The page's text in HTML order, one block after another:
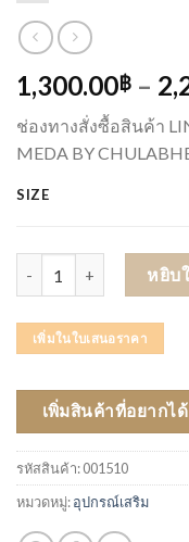
1,300.00฿ –
ช่องทางสั่งซื้อสินค้า
MEDA BY
SIZE
จำนวน ผ้ายกตัว ELGO ชิ้น
หยิบ
เพิ่มในใบเสนอราคา
เพิ่มสินค้าที่อยากได้
รหัสสินค้า:001510
หมวดหมู่:อุปกรณ์เสริม